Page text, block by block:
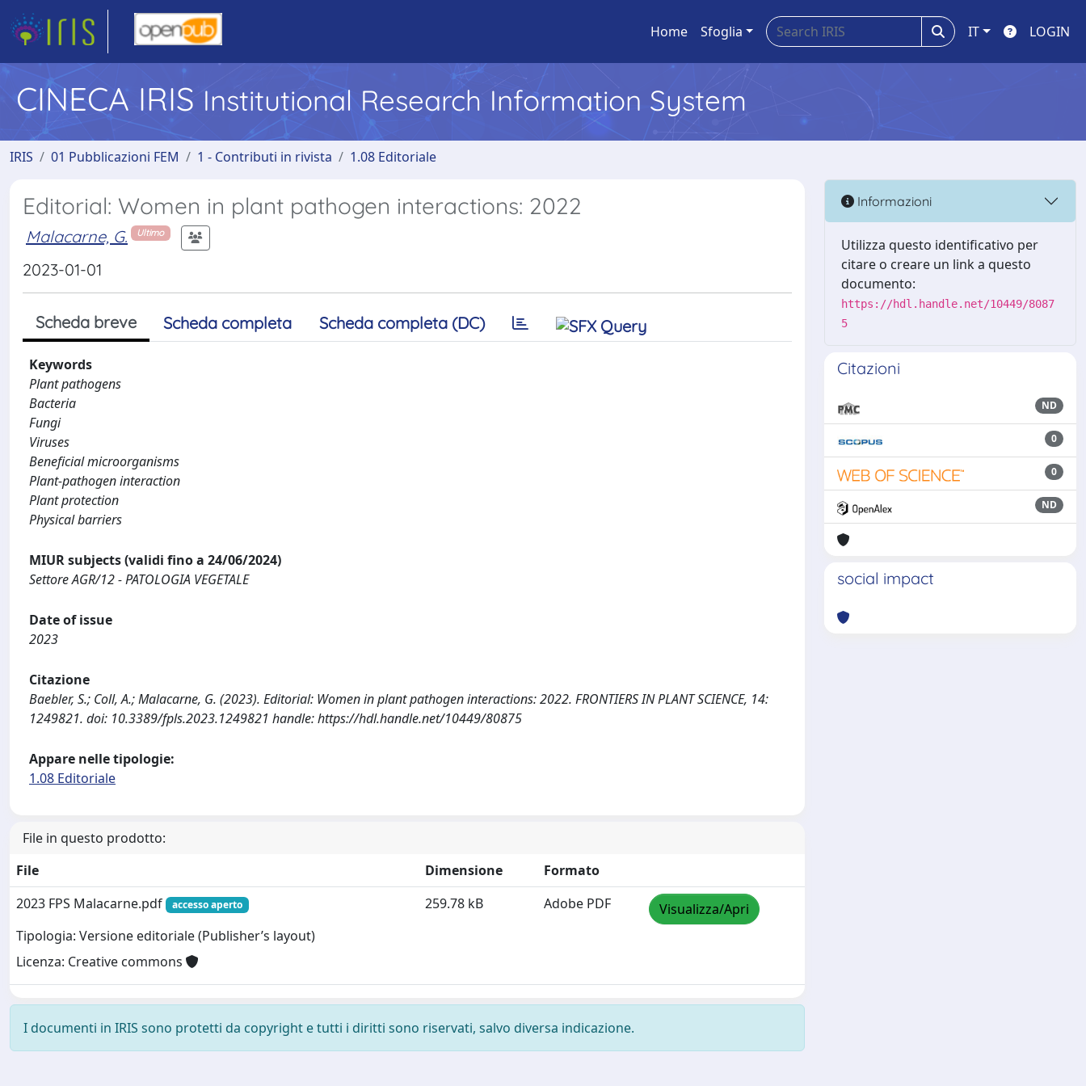
Home Sfoglia IT LOGIN
CINECA IRIS Institutional Research Information System
IRIS 01 Pubblicazioni FEM 1 - Contributi in rivista 1.08 Editoriale
Editorial: Women in plant pathogen interactions: 2022
Malacarne, G. Ultimo
2023-01-01
Scheda breve Scheda completa Scheda completa (DC)
Keywords
Plant pathogens
Bacteria
Fungi
Viruses
Beneficial microorganisms
Plant-pathogen interaction
Plant protection
Physical barriers
MIUR subjects (validi fino a 24/06/2024)
Settore AGR/12 - PATOLOGIA VEGETALE
Date of issue
2023
Citazione
Baebler, S.; Coll, A.; Malacarne, G. (2023). Editorial: Women in plant pathogen interactions: 2022. FRONTIERS IN PLANT SCIENCE, 14:
1249821. doi: 10.3389/fpls.2023.1249821 handle: https://hdl.handle.net/10449/80875
Appare nelle tipologie:
1.08 Editoriale
File in questo prodotto:
File
Dimensione
Formato
2023 FPS Malacarne.pdf
accesso aperto
Tipologia: Versione editoriale (Publisher’s layout)
Licenza: Creative commons
259.78 kB Adobe PDF Visualizza/Apri
I documenti in IRIS sono protetti da copyright e tutti i diritti sono riservati, salvo diversa indicazione.
Informazioni
Utilizza questo identificativo per
citare o creare un link a questo
documento:
https://hdl.handle.net/10449/8087
5
Citazioni
ND
0
0
ND
social impact